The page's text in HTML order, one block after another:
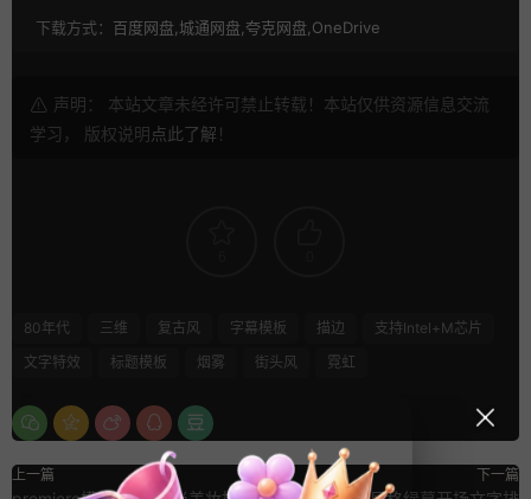
下载方式： 百度网盘,城通网盘,夸克网盘,OneDrive
声明： 本站文章未经许可禁止转载！本站仅供资源信息交流
学习， 版权说明点此了解 ！
80年代 三维 复古风 字幕模板 描边
支持Intel+M芯片
文字特效
标题模板 烟雾 街头风 霓虹
上一篇 下一篇